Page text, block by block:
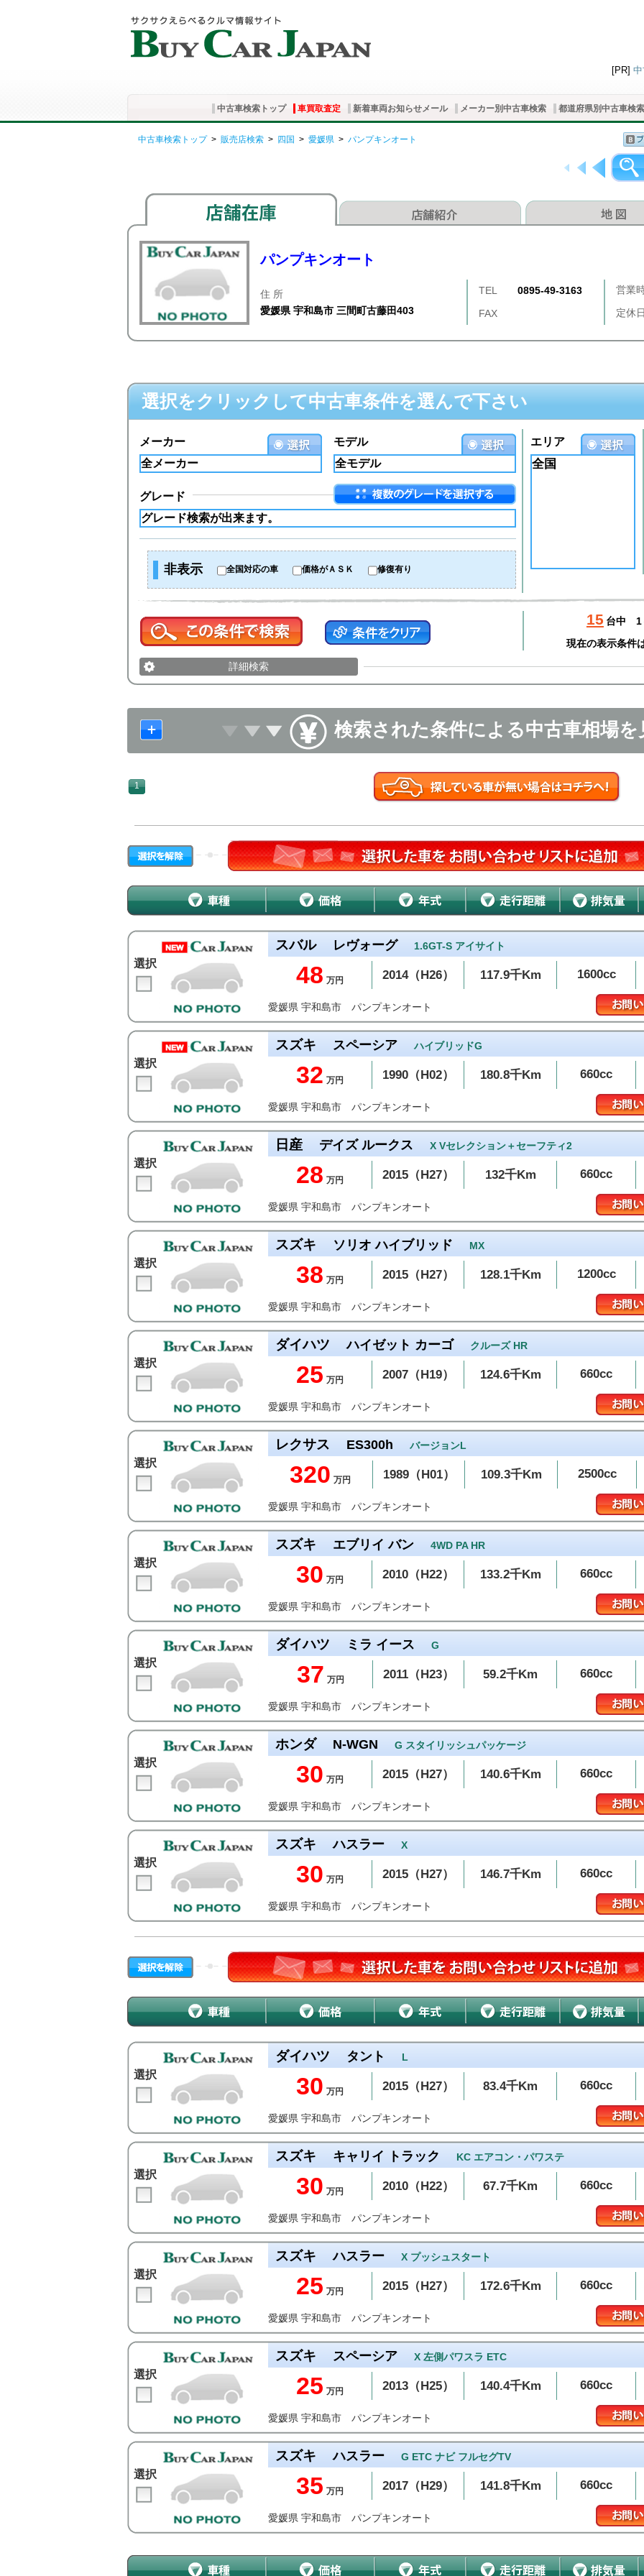
[PR]
中古車検索トップ 車買取査定 新着車両お知らせメール メーカー別中古車検索 都道府県別中古車検索
中古車検索トップ> 販売店検索 > 四国 > 愛媛県 > パンプキンオート
パンプキンオート
住 所
愛媛県 宇和島市 三間町古藤田403
TEL 0895-49-3163 営業
FAX 定休
選択をクリックして中古車条件を選んで下さい
モデル
メーカー
グレード
非表示 全国対応の車 価格がＡＳＫ 修復有り
エリア
全国
15 台中
現在の表示条件
詳細検索
検索された条件による中古車相場を
1
選択
スバル レヴォーグ 1.6GT-S アイサイト
48 万円 2014（H26） 117.9千Km 1600cc
愛媛県 宇和島市 パンプキンオート
選択
スズキ スペーシア ハイブリッドG
32 万円 1990（H02） 180.8千Km 660cc
愛媛県 宇和島市 パンプキンオート
選択
日産 デイズ ルークス X Vセレクション＋セーフティ2
28 万円 2015（H27） 132千Km 660cc
愛媛県 宇和島市 パンプキンオート
選択
スズキ ソリオ ハイブリッド MX
38 万円 2015（H27） 128.1千Km 1200cc
愛媛県 宇和島市 パンプキンオート
選択
ダイハツ ハイゼット カーゴ クルーズ HR
25 万円 2007（H19） 124.6千Km 660cc
愛媛県 宇和島市 パンプキンオート
選択
レクサス ES300h バージョンL
320 万円 1989（H01） 109.3千Km 2500cc
愛媛県 宇和島市 パンプキンオート
選択
スズキ エブリイ バン 4WD PA HR
30 万円 2010（H22） 133.2千Km 660cc
愛媛県 宇和島市 パンプキンオート
選択
ダイハツ ミラ イース G
37 万円 2011（H23） 59.2千Km 660cc
愛媛県 宇和島市 パンプキンオート
選択
ホンダ N-WGN G スタイリッシュパッケージ
30 万円 2015（H27） 140.6千Km 660cc
愛媛県 宇和島市 パンプキンオート
選択
スズキ ハスラー X
30 万円 2015（H27） 146.7千Km 660cc
愛媛県 宇和島市 パンプキンオート
選択
ダイハツ タント L
30 万円 2015（H27） 83.4千Km 660cc
愛媛県 宇和島市 パンプキンオート
選択
スズキ キャリイ トラック KC エアコン・パワステ
30 万円 2010（H22） 67.7千Km 660cc
愛媛県 宇和島市 パンプキンオート
選択
スズキ ハスラー X プッシュスタート
25 万円 2015（H27） 172.6千Km 660cc
愛媛県 宇和島市 パンプキンオート
選択
スズキ スペーシア X 左側パワスラ ETC
25 万円 2013（H25） 140.4千Km 660cc
愛媛県 宇和島市 パンプキンオート
選択
スズキ ハスラー G ETC ナビ フルセグTV
35 万円 2017（H29） 141.8千Km 660cc
愛媛県 宇和島市 パンプキンオート